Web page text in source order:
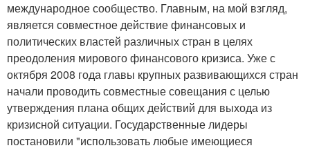
международное сообщество. Главным, на мой взгляд,
является совместное действие финансовых и
политических властей различных стран в целях
преодоления мирового финансового кризиса. Уже с
октября 2008 года главы крупных развивающихся стран
начали проводить совместные совещания с целью
утверждения плана общих действий для выхода из
кризисной ситуации. Государственные лидеры
постановили "использовать любые имеющиеся